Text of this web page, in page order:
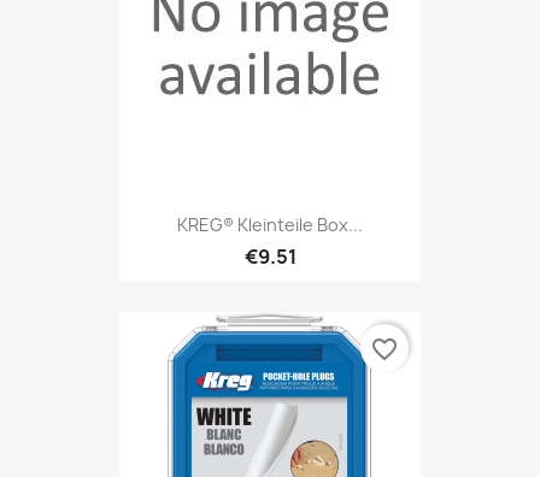
KREG® Kleinteile Box...
€9.51
favorite_border